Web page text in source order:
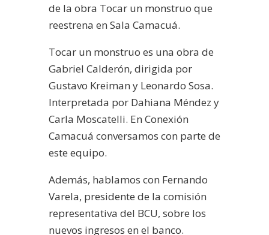
de la obra Tocar un monstruo que
reestrena en Sala Camacuá.
Tocar un monstruo es una obra de
Gabriel Calderón, dirigida por
Gustavo Kreiman y Leonardo Sosa.
Interpretada por Dahiana Méndez y
Carla Moscatelli. En Conexión
Camacuá conversamos con parte de
este equipo.
Además, hablamos con Fernando
Varela, presidente de la comisión
representativa del BCU, sobre los
nuevos ingresos en el banco.